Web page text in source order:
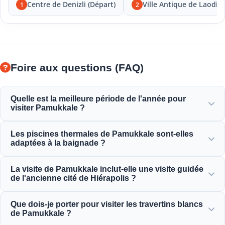
1 Centre de Denizli (Départ) 2 Ville Antique de
Foire aux questions (FAQ)
Quelle est la meilleure période de l'année pour
visiter Pamukkale ?
printemps (avril-juin) et l'automne (septembre-novembre)
offrent le temps le plus agréable pour explorer les
Les piscines thermales de Pamukkale sont-elles
adaptées à la baignade ?
piscine de Cléopâtre sont riches en minéraux et
maintenues à une température parfaite, chaude et
La visite de Pamukkale inclut-elle une visite guidée
de l'ancienne cité de Hiérapolis ?
guidée professionnelle de Hiérapolis, comprenant le
Que dois-je porter pour visiter les travertins blancs
de Pamukkale ?